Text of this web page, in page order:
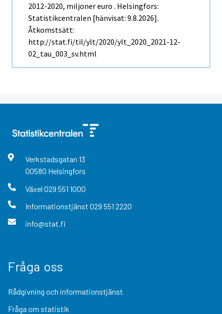
2012-2020, miljoner euro . Helsingfors:
Statistikcentralen [hänvisat: 9.8.2026].
Åtkomstsätt:
http://stat.fi/til/ylt/2020/ylt_2020_2021-12-
02_tau_003_sv.html
Verkstadsgatan 13
00580 Helsingfors
Växel 029 551 1000
Informationstjänst 029 551 2220
info@stat.fi
Fråga oss
Rådgivning och informationstjänst
Fråga om statistik